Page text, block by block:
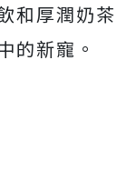
和厚潤奶茶
的新寵。